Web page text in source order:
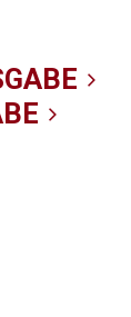
BY KITE-REDAKTION
für alle